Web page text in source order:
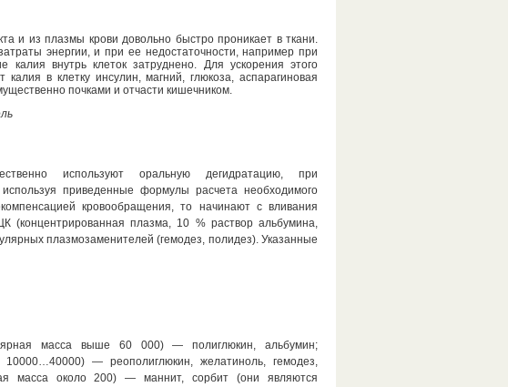
и из плазмы крови довольно быстро проникает в ткани.
энергии, и при ее недостаточности, например при
калия внутрь клеток затруднено. Для ускорения этого
в клетку инсулин, магний, глюкоза, аспарагиновая
почками и отчасти кишечником.
используют оральную дегидратацию, при
приведенные формулы расчета необходимого
кровообращения, то начинают с вливания
плазма, 10 % раствор альбумина,
плазмозаменителей (гемодез, полидез). Указанные
масса выше 60 000) — полиглюкин, альбумин;
10000…40000) — реополиглюкин, желатиноль, гемодез,
масса около 200) — маннит, сорбит (они являются